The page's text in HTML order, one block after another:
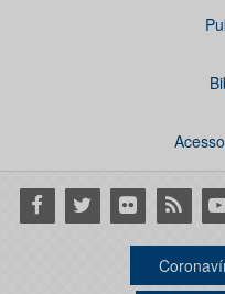
Facebook
Twitter Flickr RSS